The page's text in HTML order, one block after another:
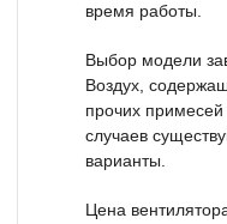
время работы.
Выбор модели
Воздух,
прочих
случаев
варианты.
Цена